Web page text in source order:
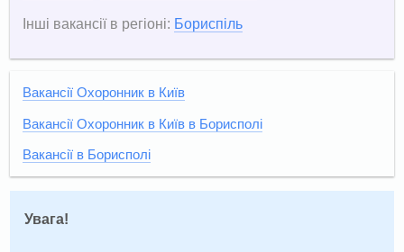
Інші вакансії в регіоні: Бориспіль
Вакансії Охоронник в Київ
Вакансії Охоронник в Київ в Борисполі
Вакансії в Борисполі
Увага!